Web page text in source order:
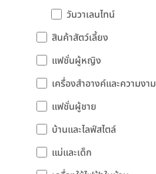
วันวาเลนไทน์
สินค้าสัตว์เลี้ยง
แฟชั่นผู้หญิง
เครื่องสำอางค์และความงาม
แฟชั่นผู้ชาย
บ้านและไลฟ์สไตล์
แม่และเด็ก